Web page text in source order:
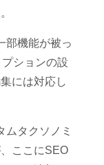
部機能が被っ
ションの設
には対応し
ムタクソノミ
ここにSEO